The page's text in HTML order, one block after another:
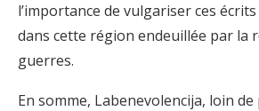
l’importance de vulgariser ces
dans cette région endeuillée par la
guerres.
En somme, Labenevolencija, loin